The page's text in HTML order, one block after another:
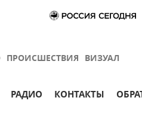
ПРОИСШЕСТВИЯ ВИЗУАЛ
РАДИО КОНТАКТЫ